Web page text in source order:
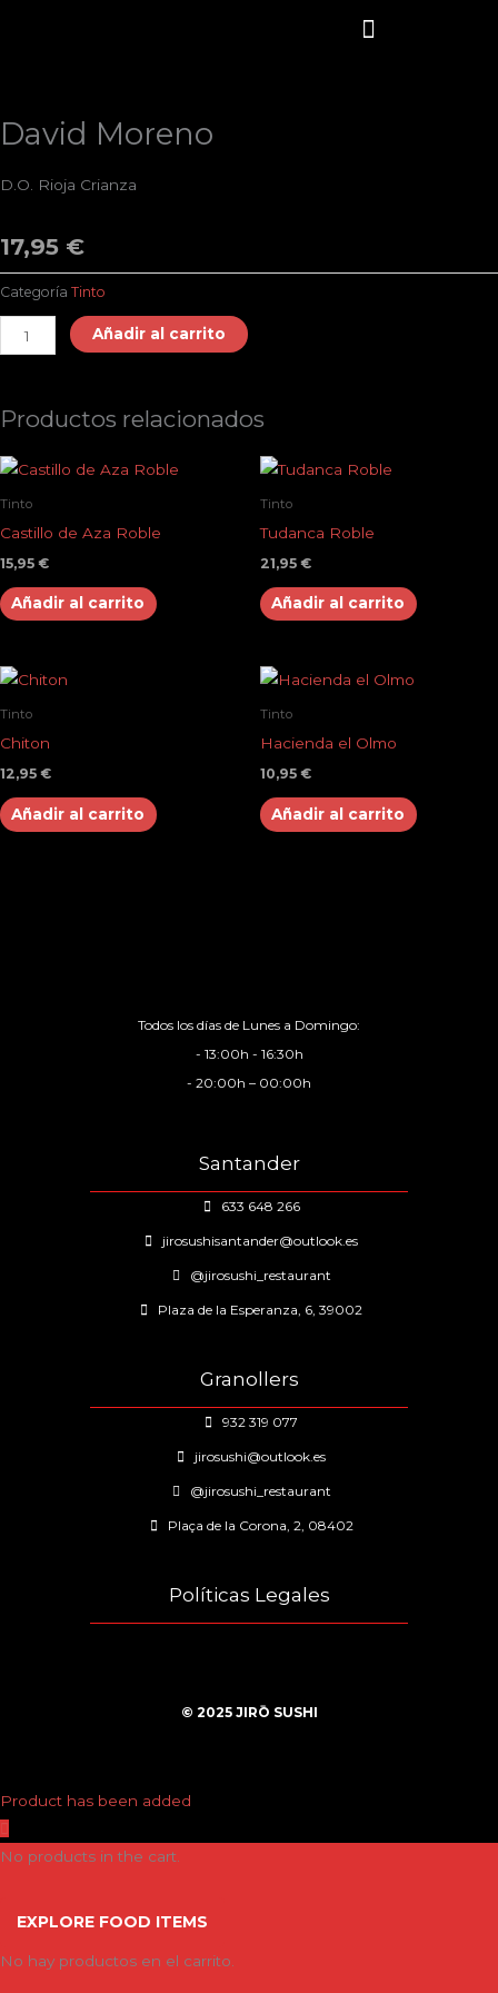
David Moreno
D.O. Rioja Crianza
17,95 €
Categoría Tinto
David
Moreno
Añadir al carrito
Productos relacionados
Tinto
Castillo de Aza Roble
15,95 €
Añadir al carrito
Tinto
Tudanca Roble
21,95 €
Añadir al carrito
Tinto
Chiton
12,95 €
Añadir al carrito
Tinto
Hacienda el Olmo
10,95 €
Añadir al carrito
Todos los días de Lunes a Domingo:
- 13:00h - 16:30h
- 20:00h – 00:00h
Santander
633 648 266
jirosushisantander@outlook.es
@jirosushi_restaurant
Plaza de la Esperanza, 6, 39002
Granollers
932 319 077
jirosushi@outlook.es
@jirosushi_restaurant
Plaça de la Corona, 2, 08402
Políticas Legales
© 2025 JIRŌ SUSHI
Product has been added
No products in the cart.
EXPLORE FOOD ITEMS
No hay productos en el carrito.